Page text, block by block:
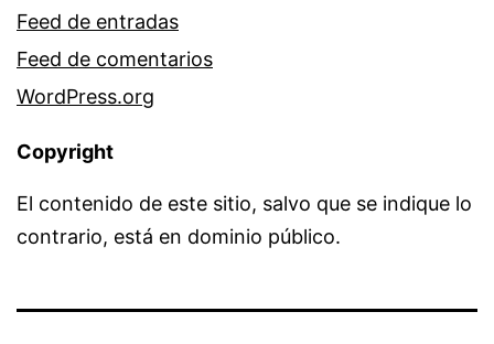
Feed de entradas
Feed de comentarios
WordPress.org
Copyright
El contenido de este sitio, salvo que se indique lo
contrario, está en dominio público.